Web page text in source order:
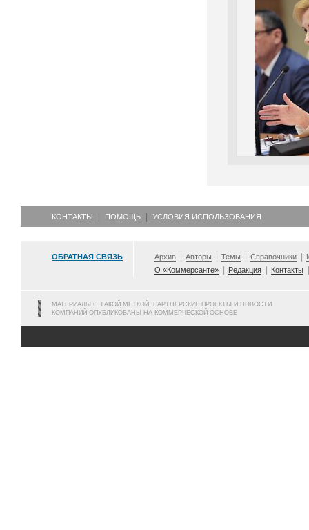
КОНТАКТЫ ПОМОЩЬ УСЛОВИЯ ИСПОЛЬЗОВАНИЯ
ОБРАТНАЯ СВЯЗЬ Архив Авторы Темы Справочники
О «Коммерсанте»
Редакция Контакты
МАТЕРИАЛЫ С ТАКОЙ МЕТКОЙ, ПАРТНЕРСКИЕ ПРОЕКТЫ И НОВОСТИ
КОМПАНИЙ ОПУБЛИКОВАНЫ НА КОММЕРЧЕСКОЙ ОСНОВЕ